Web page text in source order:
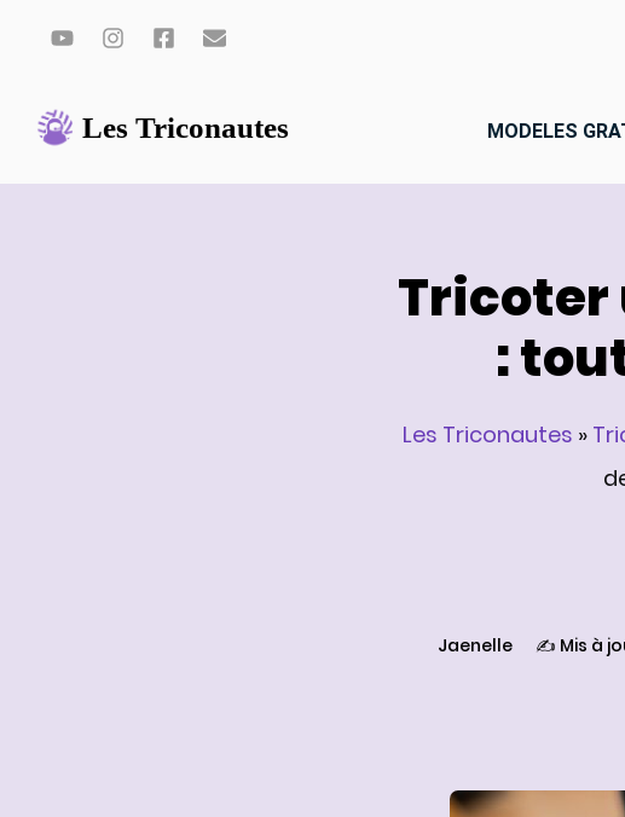
au
MODELES
Tricoter
:
Les Triconautes »
Jaenelle ✍️ Mis à